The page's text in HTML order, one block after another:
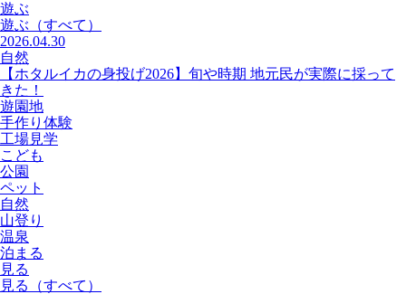
遊ぶ
遊ぶ （すべて）
2026.04.30
自然
【ホタルイカの身投げ2026】旬や時期 地元民が実際に採って
きた！
遊園地
手作り体験
工場見学
こども
公園
ペット
自然
山登り
温泉
泊まる
見る
見る
（すべて）